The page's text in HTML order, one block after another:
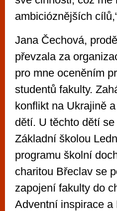
ambicióznějších
Jana Čechová,
převzala za
pro mne oceněním
studentů fakulty.
konflikt na Ukrajině
dětí. U těchto dětí
Základní školou
programu školní
charitou Břeclav se
zapojení fakulty do
Adventní inspirace a